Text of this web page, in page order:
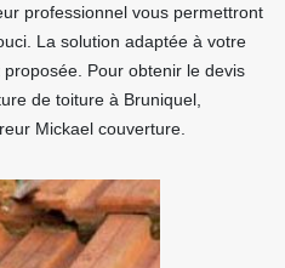
professionnel vous permettront
La solution adaptée à votre
Pour obtenir le devis
de toiture à Bruniquel,
Mickael couverture.